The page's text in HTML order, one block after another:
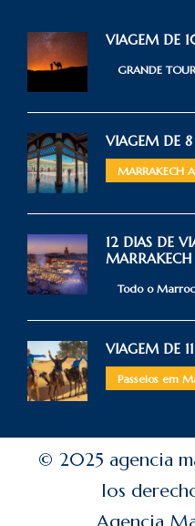
VIAGEM DE
GRANDE TOUR
VIAGEM DE
MARRAKECH
12 DIAS DE
MARRAKECH
Todo o
VIAGEM DE
Passeios em
© 2025 agencia
los